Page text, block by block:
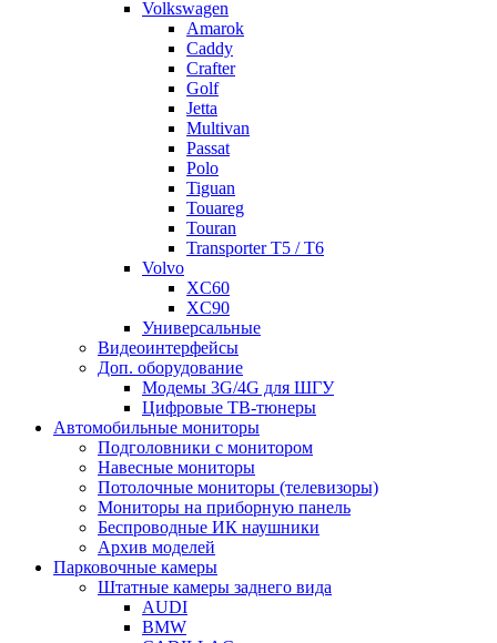
Volkswagen
Amarok
Caddy
Crafter
Golf
Jetta
Multivan
Passat
Polo
Tiguan
Touareg
Touran
Transporter T5 / T6
Volvo
XC60
XC90
Универсальные
Видеоинтерфейсы
Доп. оборудование
Модемы 3G/4G для ШГУ
Цифровые ТВ-тюнеры
Автомобильные мониторы
Подголовники с монитором
Навесные мониторы
Потолочные мониторы (телевизоры)
Мониторы на приборную панель
Беспроводные ИК наушники
Архив моделей
Парковочные камеры
Штатные камеры заднего вида
AUDI
BMW